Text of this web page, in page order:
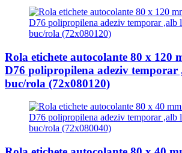
Rola etichete autocolante 80 x 120
D76 polipropilena adeziv temporar
buc/rola (72x080120)